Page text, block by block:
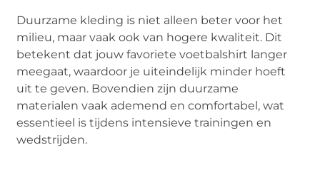
Duurzame kleding is niet alleen beter voor het
milieu, maar vaak ook van hogere kwaliteit. Dit
betekent dat jouw favoriete voetbalshirt langer
meegaat, waardoor je uiteindelijk minder hoeft
uit te geven. Bovendien zijn duurzame
materialen vaak ademend en comfortabel, wat
essentieel is tijdens intensieve trainingen en
wedstrijden.